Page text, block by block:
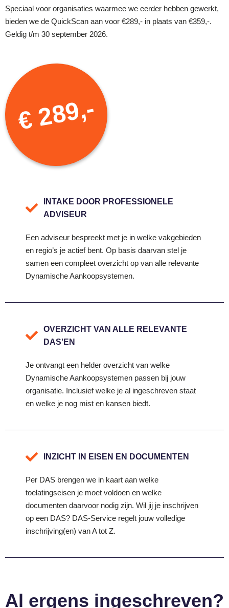
Speciaal voor organisaties waarmee we eerder hebben gewerkt,
bieden we de QuickScan aan voor €289,- in plaats van €359,-.
Geldig t/m 30 september 2026.
€ 289,-
INTAKE DOOR PROFESSIONELE
ADVISEUR
Een adviseur bespreekt met je in welke vakgebieden
en regio’s je actief bent. Op basis daarvan stel je
samen een compleet overzicht op van alle relevante
Dynamische Aankoopsystemen.
OVERZICHT VAN ALLE RELEVANTE
DAS'EN
Je ontvangt een helder overzicht van welke
Dynamische Aankoopsystemen passen bij jouw
organisatie. Inclusief welke je al ingeschreven staat
en welke je nog mist en kansen biedt.
INZICHT IN EISEN EN DOCUMENTEN
Per DAS brengen we in kaart aan welke
toelatingseisen je moet voldoen en welke
documenten daarvoor nodig zijn. Wil jij je inschrijven
op een DAS? DAS-Service regelt jouw volledige
inschrijving(en) van A tot Z.
Al ergens ingeschreven?